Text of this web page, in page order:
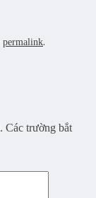
permalink.
Các trường bắt